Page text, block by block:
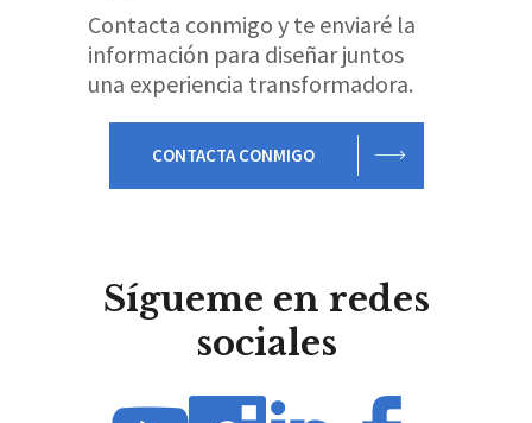
Contacta conmigo y te enviaré la
información para diseñar juntos
una experiencia transformadora.
CONTACTA CONMIGO
Sígueme en redes
sociales